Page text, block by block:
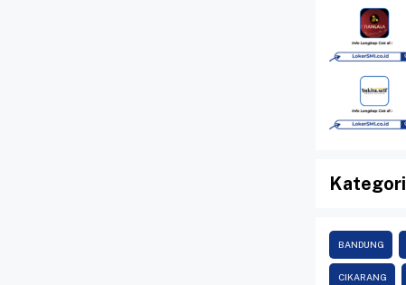
Kategori
BANDUNG
CIKARANG